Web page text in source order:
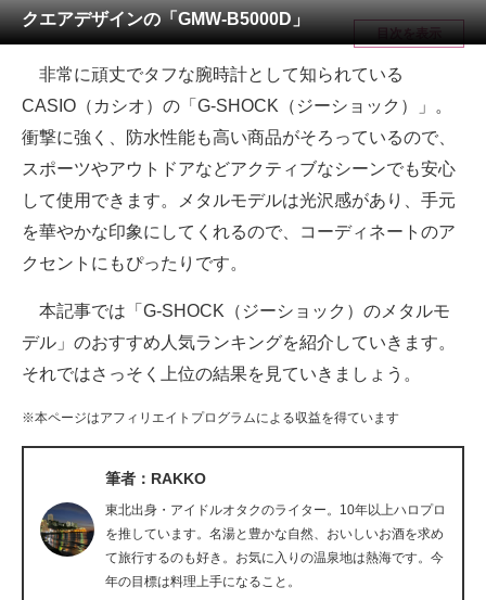
メディア
注目記事を集めた総合ページ
ITの今と未来を見通す
スマホと通信の最新トレンド
進化するPCとデバイスの未来
好きが集まる 比べて選べる
企業ITのトレンドを詳説
経営リーダーのコミュニティ
マーケ×ITの今がよく分かる
ITエンジニア向け専門サイト
企業向けIT製品の総合サイト
クエアデザインの「GMW-B5000D」
目次を表示
非常に頑丈でタフな腕時計として知られている
CASIO（カシオ）の「G-SHOCK（ジーショック）」。
衝撃に強く、防水性能も高い商品がそろっているので、
スポーツやアウトドアなどアクティブなシーンでも安心
して使用できます。メタルモデルは光沢感があり、手元
を華やかな印象にしてくれるので、コーディネートのア
クセントにもぴったりです。
本記事では「G-SHOCK（ジーショック）のメタルモ
デル」のおすすめ人気ランキングを紹介していきます。
それではさっそく上位の結果を見ていきましょう。
※本ページはアフィリエイトプログラムによる収益を得ています
筆者：RAKKO
東北出身・アイドルオタクのライター。10年以上ハロプロ
を推しています。名湯と豊かな自然、おいしいお酒を求め
て旅行するのも好き。お気に入りの温泉地は熱海です。今
年の目標は料理上手になること。